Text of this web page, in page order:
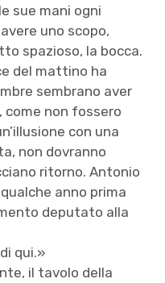
sue mani ogni
uno scopo,
spazioso, la bocca.
del mattino ha
sembrano aver
come non fossero
con una
non dovranno
ritorno. Antonio
anno prima
deputato alla
qui.»
il tavolo della